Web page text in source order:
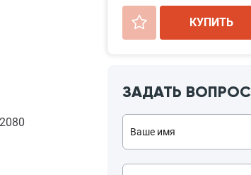
+ КУПИТЬ
ЗАДАТЬ ВОПРОС